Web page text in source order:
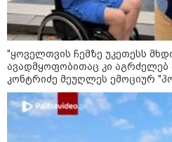
"ყოველთვის ჩემზე უკეთესს
ავადმყოფობითაც კი აგრძელებ
კონტრიძე მეუღლეს ემოციურ